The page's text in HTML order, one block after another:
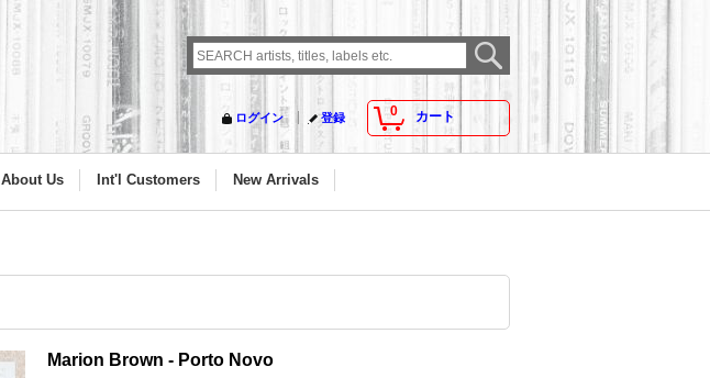
0 カート
ログイン 登録
About Us Int'l Customers New Arrivals
Marion Brown - Porto Novo